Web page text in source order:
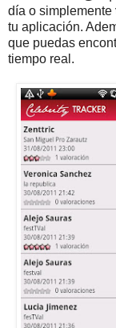
día o simplemente
tu aplicación.
que puedas
tiempo real.